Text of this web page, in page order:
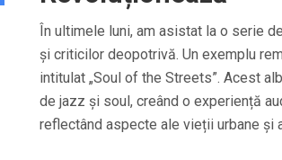
În ultimele luni, am asistat la o serie
și criticilor deopotrivă. Un exemplu
intitulat „Soul of the Streets”. Acest
de jazz și soul, creând o experiență
reflectând aspecte ale vieții urbane și